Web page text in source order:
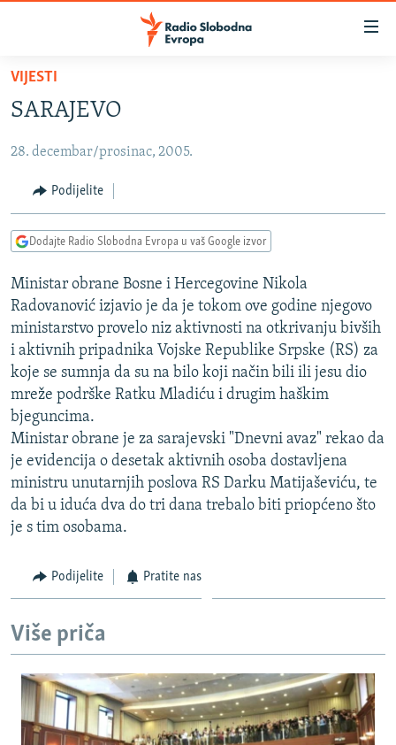
Pređite
glavni
Pređite
Pređite
pretragu
BOSNA I HERCEGOVINA
SRBIJA
KOSOVO
VIZUELNO
VIDEO
INFOGRAFIKE
PODCASTI
RAT U UKRAJINI
KINA NA BALKANU
RSE PRIČE IZ SVIJETA
ISPRIČAJ MI
DNEVNO@RSE
SPECIJALI RSE
VIŠE OD NASLOVA
POPLAVE I KLIZIŠTA U BIH 2024.
POST SCRIPTUM
TRI DECENIJE OD RATA U BIH
SVE KARTE DEJTONA
PRATITE NAS
VIJESTI
SARAJEVO
28. decembar/prosinac, 2005.
Podijelite
Dodajte Radio Slobodna Evropa u vaš Google izvor
Ministar obrane Bosne i Hercegovine Nikola
Radovanović izjavio je da je tokom ove godine njegovo
ministarstvo provelo niz aktivnosti na otkrivanju bivših
i aktivnih pripadnika Vojske Republike Srpske (RS) za
koje se sumnja da su na bilo koji način bili ili jesu dio
mreže podrške Ratku Mladiću i drugim haškim
bjeguncima.
Ministar obrane je za sarajevski "Dnevni avaz" rekao da
je evidencija o desetak aktivnih osoba dostavljena
ministru unutarnjih poslova RS Darku Matijaševiću, te
da bi u iduća dva do tri dana trebalo biti priopćeno što
je s tim osobama.
Podijelite Pratite nas
Više priča